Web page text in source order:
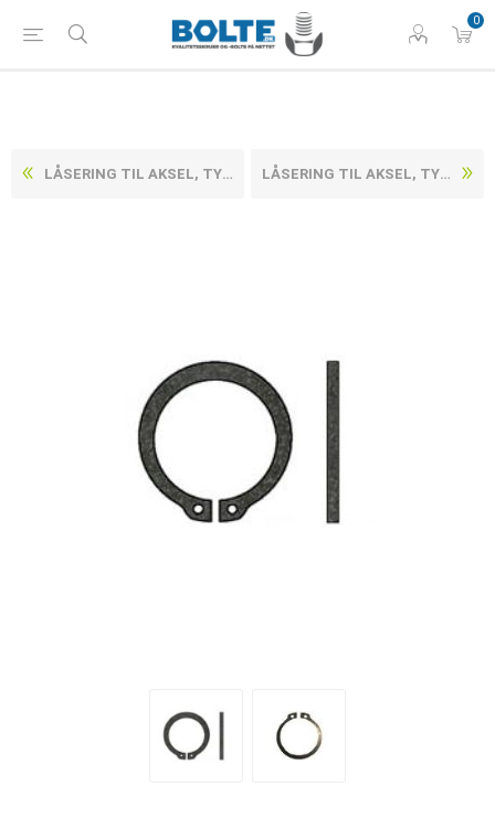
0
LÅSERING TIL AKSEL, TYPE NORMAL DIN 471 UBEHANDLET FJEDERSTÅL Ø168X4 (1 STK) LÅSERING TIL AKSEL, TYPE NORMAL DIN 471 UBEHANDLET FJEDERSTÅL Ø16X1 (200 STK)